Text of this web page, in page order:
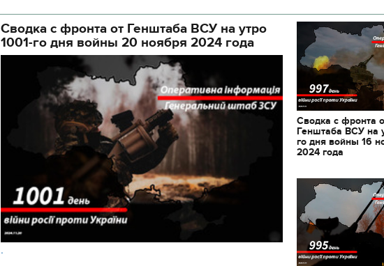
государственной а
Сводка с фронта от Генштаба ВСУ на утро
1001-го дня войны 20 ноября 2024 года
.
Сводка с фронта
Генштаба ВСУ на
го дня войны 16
2024 года